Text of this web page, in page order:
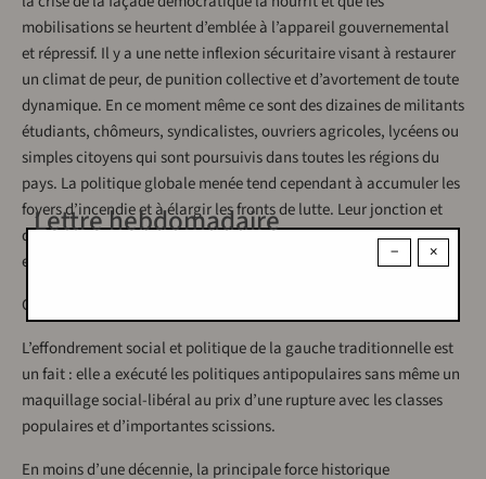
mobilisations se heurtent d’emblée à l’appareil gouvernemental
et répressif. Il y a une nette inflexion sécuritaire visant à restaurer
un climat de peur, de punition collective et d’avortement de toute
dynamique. En ce moment même ce sont des dizaines de militants
étudiants, chômeurs, syndicalistes, ouvriers agricoles, lycéens ou
simples citoyens qui sont poursuivis dans toutes les régions du
pays. La politique globale menée tend cependant à accumuler les
foyers d’incendie et à élargir les fronts de lutte. Leur jonction et
développement sont un défi majeur de la gauche anticapitaliste
en raison même de la désertion de la gauche institutionnelle.
Crise et discrédit de la gauche traditionnelle
L’effondrement social et politique de la gauche traditionnelle est
un fait : elle a exécuté les politiques antipopulaires sans même un
maquillage social-libéral au prix d’une rupture avec les classes
populaires et d’importantes scissions.
En moins d’une décennie, la principale force historique
×
−
Lettre hebdomadaire